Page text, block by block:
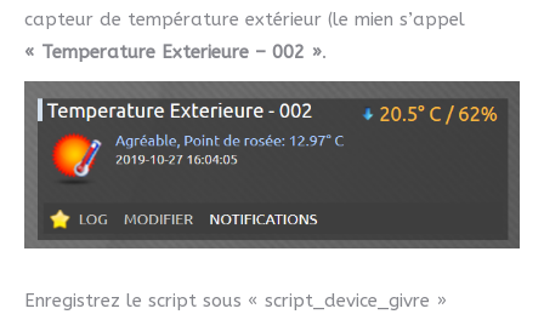
capteur de température extérieur (le mien s’appel
« Temperature Exterieure – 002 ».
Enregistrez le script sous « script_device_givre »